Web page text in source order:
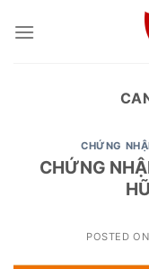
CHỨNG
CHỨNG
POSTED ON